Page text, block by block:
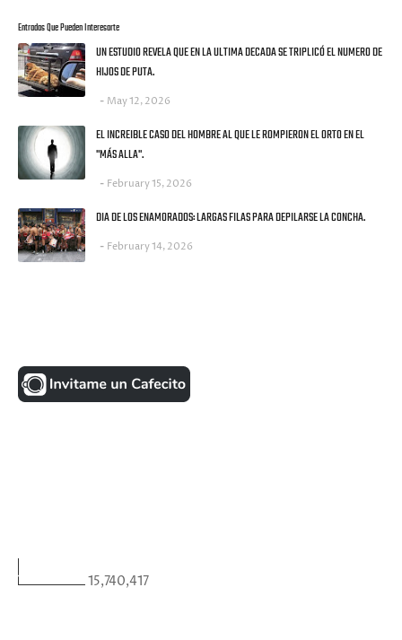
Entradas Que Pueden Interesarte
UN ESTUDIO REVELA QUE EN LA ULTIMA DECADA SE TRIPLICÓ EL NUMERO DE
HIJOS DE PUTA.
May 12, 2026
EL INCREIBLE CASO DEL HOMBRE AL QUE LE ROMPIERON EL ORTO EN EL
"MÁS ALLA".
February 15, 2026
DIA DE LOS ENAMORADOS: LARGAS FILAS PARA DEPILARSE LA CONCHA.
February 14, 2026
15,740,417